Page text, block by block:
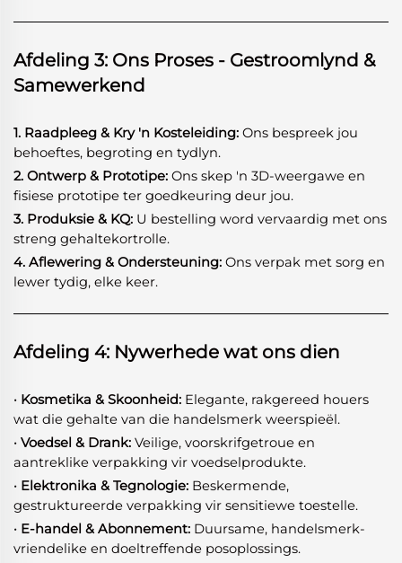
Afdeling 3: Ons Proses - Gestroomlynd &
Samewerkend
1. Raadpleeg & Kry 'n Kosteleiding: Ons bespreek jou
behoeftes, begroting en tydlyn.
2. Ontwerp & Prototipe: Ons skep 'n 3D-weergawe en
fisiese prototipe ter goedkeuring deur jou.
3. Produksie & KQ: U bestelling word vervaardig met ons
streng gehaltekortrolle.
4. Aflewering & Ondersteuning: Ons verpak met sorg en
lewer tydig, elke keer.
Afdeling 4: Nywerhede wat ons dien
· Kosmetika & Skoonheid: Elegante, rakgereed houers
wat die gehalte van die handelsmerk weerspieël.
· Voedsel & Drank: Veilige, voorskrifgetroue en
aantreklike verpakking vir voedselprodukte.
· Elektronika & Tegnologie: Beskermende,
gestruktureerde verpakking vir sensitiewe toestelle.
· E-handel & Abonnement: Duursame, handelsmerk-
vriendelike en doeltreffende posoplossings.